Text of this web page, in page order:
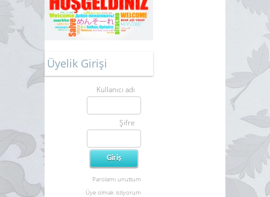
Üyelik Girişi
Kullanıcı adı
Şifre
Parolamı unuttum
Üye olmak istiyorum